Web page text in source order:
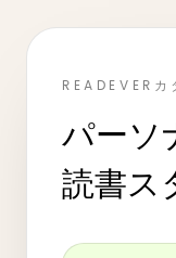
READEVERカ
パーソ
読書ス